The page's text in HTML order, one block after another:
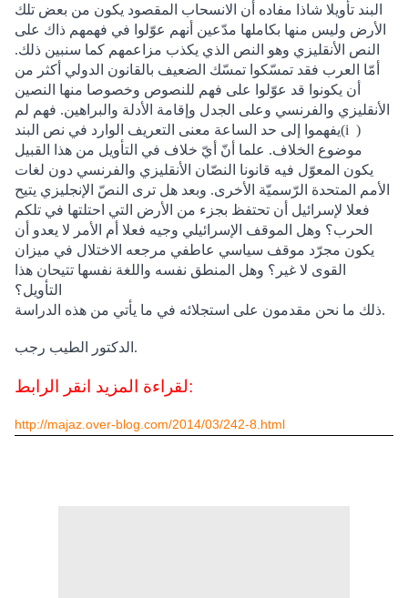
البند تأويلا شاذا مفاده أن الانسحاب المقصود يكون من بعض تلك
الأرض وليس منها بكاملها مدّعين أنهم عوّلوا في فهمهم ذاك على
النص الأنقليزي وهو النص الذي يكذب مزاعمهم كما سنبين ذلك.
أمّا العرب فقد تمسّكوا تمسّك الضعيف بالقانون الدولي أكثر من
أن يكونوا قد عوّلوا على فهم للنصوص وخصوصا منها النصين
الأنقليزي والفرنسي وعلى الجدل وإقامة الأدلة والبراهين. فهم لم
يفهموا إلى حد الساعة معنى التعريف الوارد في نص البند(i )
موضوع الخلاف. علما أنّ أيّ خلاف في التأويل من هذا القبيل
يكون المعوّل فيه قانونا النصّان الأنقليزي والفرنسي دون لغات
الأمم المتحدة الرّسميّة الأخرى. وبعد هل ترى النصّ الإنجليزي يتيح
فعلا لإسرائيل أن تحتفظ بجزء من الأرض التي احتلتها في تلكم
الحرب؟ وهل الموقف الإسرائيلي وجيه فعلا أم الأمر لا يعدو أن
يكون مجرّد موقف سياسي عاطفي مرجعه الاختلال في ميزان
القوى لا غير؟ وهل المنطق نفسه واللغة نفسها تتيحان هذا
التأويل؟
ذلك ما نحن مقدمون على استجلائه في ما يأتي من هذه الدراسة.
الدكتور الطيب رجب.
لقراءة المزيد انقر الرابط:
http://majaz.over-blog.com/2014/03/242-8.html